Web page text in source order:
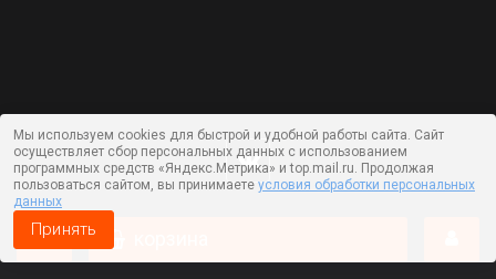
Мы используем cookies для быстрой и удобной работы сайта. Сайт
осуществляет сбор персональных данных с использованием
программных средств «Яндекс.Метрика» и top.mail.ru. Продолжая
пользоваться сайтом, вы принимаете условия обработки персональных
данных
Принять